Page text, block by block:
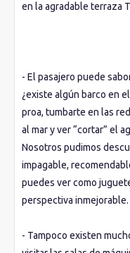
en la agradable terraza
- El pasajero puede
¿existe algún barco en
proa, tumbarte en las
al mar y ver “cortar” el
Nosotros pudimos
impagable,
puedes ver como
perspectiva inmejorable.
- Tampoco existen